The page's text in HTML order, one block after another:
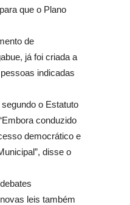
que o Plano
de
já foi criada a
indicadas
o Estatuto
conduzido
democrático e
disse o
leis também